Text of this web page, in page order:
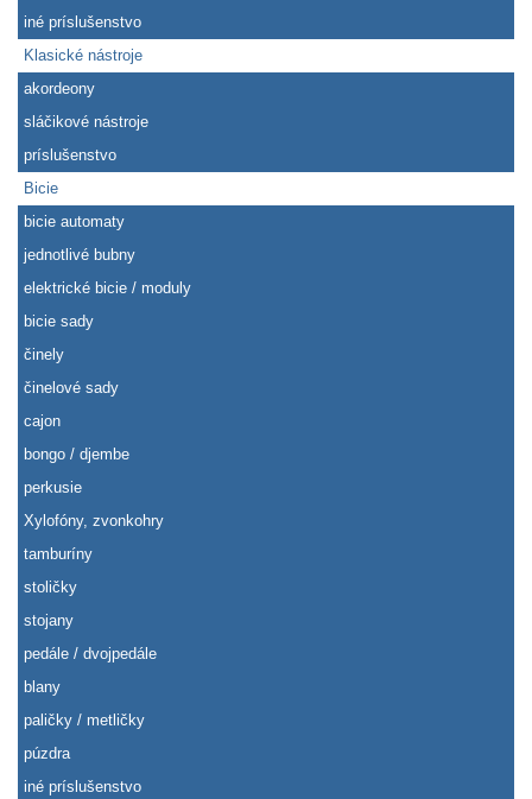
iné príslušenstvo
Klasické nástroje
akordeony
sláčikové nástroje
príslušenstvo
Bicie
bicie automaty
jednotlivé bubny
elektrické bicie / moduly
bicie sady
činely
činelové sady
cajon
bongo / djembe
perkusie
Xylofóny, zvonkohry
tamburíny
stoličky
stojany
pedále / dvojpedále
blany
paličky / metličky
púzdra
iné príslušenstvo